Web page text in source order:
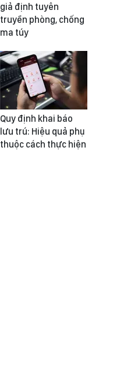
giả định tuyên
truyền phòng, chống
ma túy
Quy định khai báo
lưu trú: Hiệu quả phụ
thuộc cách thực hiện